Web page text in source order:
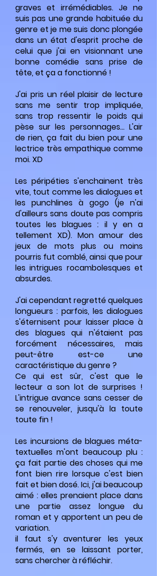
graves et irrémédiables. Je ne
suis pas une grande habituée du
genre et je me suis donc plongée
dans un état d'esprit proche de
celui que j'ai en visionnant une
bonne comédie sans prise de
tête, et ça a fonctionné !
J'ai pris un réel plaisir de lecture
sans me sentir trop impliquée,
sans trop ressentir le poids qui
pèse sur les personnages... L'air
de rien, ça fait du bien pour une
lectrice très empathique comme
moi. XD
Les péripéties s'enchainent très
vite, tout comme les dialogues et
les punchlines à gogo (je n'ai
d'ailleurs sans doute pas compris
toutes les blagues : il y en a
tellement XD). Mon amour des
jeux de mots plus ou moins
pourris fut comblé, ainsi que pour
les intrigues rocambolesques et
absurdes.
J'ai cependant regretté quelques
longueurs : parfois, les dialogues
s'éternisent pour laisser place à
des blagues qui n'étaient pas
forcément nécessaires, mais
peut-être est-ce une
caractéristique du genre ?
Ce qui est sûr, c'est que le
lecteur a son lot de surprises !
L'intrigue avance sans cesser de
se renouveler, jusqu'à la toute
toute fin !
Les incursions de blagues méta-
textuelles m'ont beaucoup plu :
ça fait partie des choses qui me
font bien rire lorsque c'est bien
fait et bien dosé. Ici, j'ai beaucoup
aimé : elles prenaient place dans
une partie assez longue du
roman et y apportent un peu de
variation.
il faut s'y aventurer les yeux
fermés, en se laissant porter,
sans chercher à réfléchir.